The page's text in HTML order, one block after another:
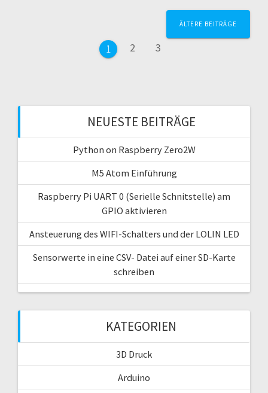
Beitragsnavigation
Seite
1 Seite
2 Seite
3
ÄLTERE BEITRÄGE
NEUESTE BEITRÄGE
Python on Raspberry Zero2W
M5 Atom Einführung
Raspberry Pi UART 0 (Serielle Schnitstelle) am
GPIO aktivieren
Ansteuerung des WIFI-Schalters und der LOLIN LED
Sensorwerte in eine CSV- Datei auf einer SD-Karte
schreiben
KATEGORIEN
3D Druck
Arduino